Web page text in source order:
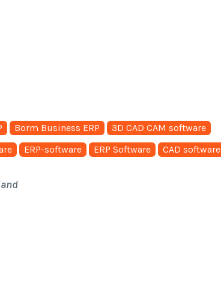
Borm Business ERP
3D CAD CAM software
ERP-software ERP Software CAD software